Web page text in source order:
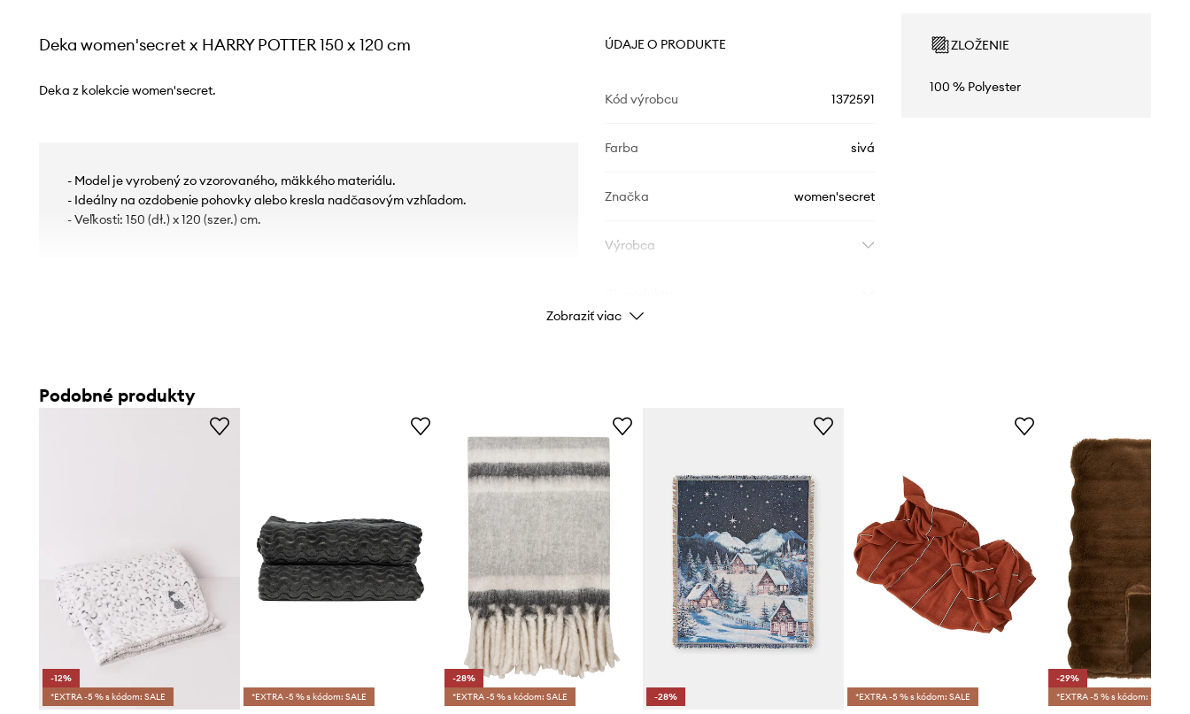
Deka women'secret x HARRY POTTER 150 x 120 cm
Deka z kolekcie women'secret.
- Model je vyrobený zo vzorovaného, ​​mäkkého materiálu.
- Ideálny na ozdobenie pohovky alebo kresla nadčasovým vzhľadom.
- Veľkosti: 150 (dł.) x 120 (szer.) cm.
ÚDAJE O PRODUKTE
Kód výrobcu 1372591
Farba sivá
Značka women'secret
Výrobca
ZLOŽENIE
100 % Polyester
Zobraziť viac
Podobné produkty
-12%
*EXTRA -5 % s kódom: SALE
*EXTRA -5 % s kódom: SALE
-28%
*EXTRA -5 % s kódom: SALE
-28% *EXTRA -5 % s kódom: SALE
-29%
*EXTRA -5 % s kódom: SALE